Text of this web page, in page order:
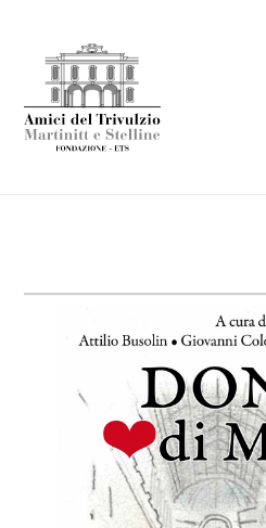
"__return_false");